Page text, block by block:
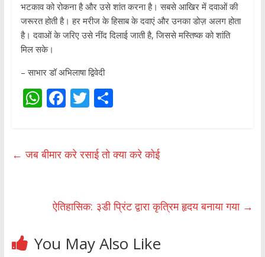
भटकाव को रोकना है और उसे शांत करना है। सबसे आखिर में दवाओं की
जरूरत होती है। हर मरीज के हिसाब के दवाएं और उनका डोज़ अलग होता
है। दवाओं के जरिए उसे नींद दिलाई जाती है, जिससे मस्तिष्क को शांति
मिल सके।
– साभार डॉ अभिलाषा द्विवेदी
W
s
p
F
b
k
T
er
S
e
← जब बीमार करे रसाई तो क्या करे कोई
ऐतिहासिक: ३डी प्रिंट द्वारा कृत्रिम हृदय बनाया गया →
You May Also Like